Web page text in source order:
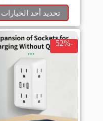
تحديد أحد الخيارات
-52%